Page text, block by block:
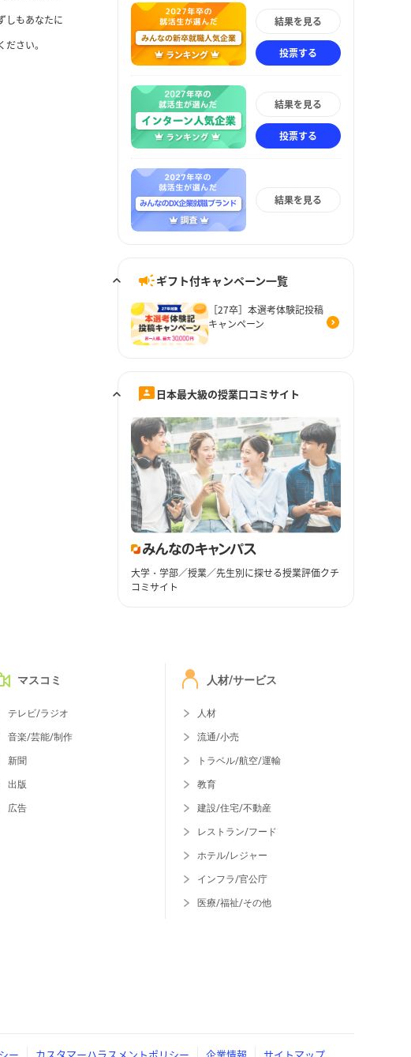
しもあなたに
さい。
結果を見る
投票する
結果を見る
投票する
結果を見る
ギフト付キャンペーン一覧
［27卒］本選考体験記投稿
キャンペーン
日本最大級の授業口コミサイト
大学・学部／授業／先生別に探せる授業評価クチ
コミサイト
マスコミ
テレビ/ラジオ
音楽/芸能/制作
新聞
出版
広告
人材/サービス
人材
流通/小売
トラベル/航空/運輸
教育
建設/住宅/不動産
レストラン/フード
ホテル/レジャー
インフラ/官公庁
医療/福祉/その他